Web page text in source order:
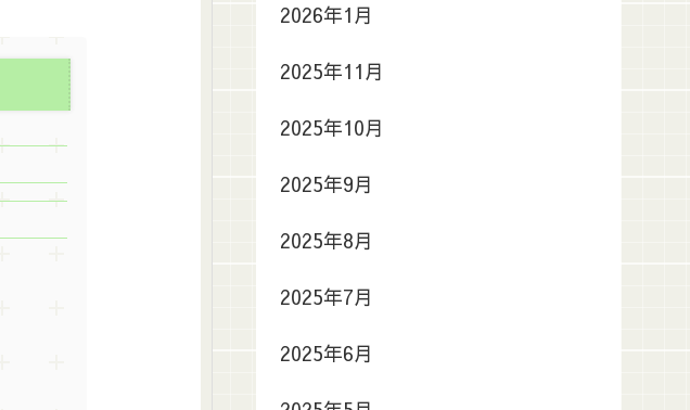
2026年1月
2025年11月
2025年10月
2025年9月
2025年8月
2025年7月
2025年6月